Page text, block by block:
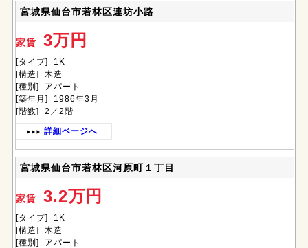
宮城県仙台市若林区連坊小路
家賃 3万円
[タイプ] 1K
[構造] 木造
[種別] アパート
[築年月] 1986年3月
[階数] 2／2階
詳細ページへ
宮城県仙台市若林区河原町１丁目
家賃 3.2万円
[タイプ] 1K
[構造] 木造
[種別] アパート